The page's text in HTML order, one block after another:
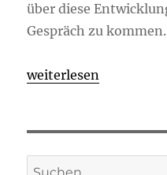
über diese
Gespräch zu kommen.
„Politische Köpfe“
weiterlesen
Suchen